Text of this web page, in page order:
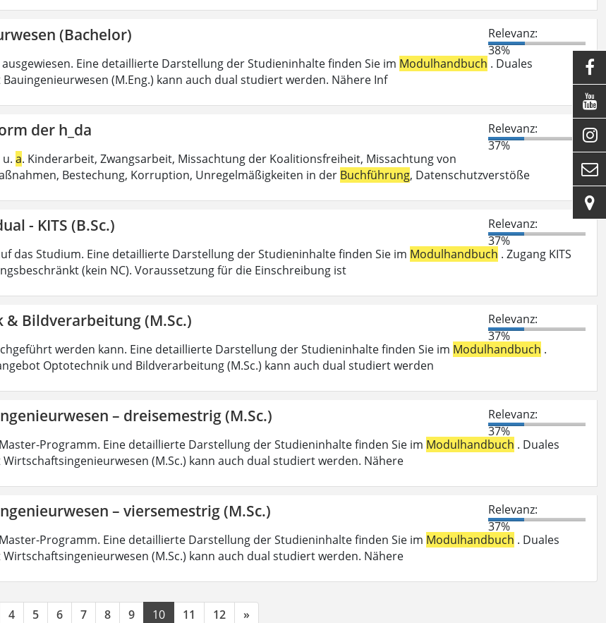
(Bachelor)
Relevanz:
38%
Eine detaillierte Darstellung der Studieninhalte finden Sie im Modulhandbuch . Duales
(M.Eng.) kann auch dual studiert werden. Nähere Inf
der h_da
Relevanz:
37%
a. Kinderarbeit, Zwangsarbeit, Missachtung der Koalitionsfreiheit, Missachtung von
Bestechung, Korruption, Unregelmäßigkeiten in der Buchführung, Datenschutzverstöße
- KITS (B.Sc.)
Relevanz:
37%
das Studium. Eine detaillierte Darstellung der Studieninhalte finden Sie im Modulhandbuch . Zugang KITS
(kein NC). Voraussetzung für die Einschreibung ist
Bildverarbeitung (M.Sc.)
Relevanz:
37%
werden kann. Eine detaillierte Darstellung der Studieninhalte finden Sie im Modulhandbuch .
Optotechnik und Bildverarbeitung (M.Sc.) kann auch dual studiert werden
– dreisemestrig (M.Sc.)
Relevanz:
37%
Programm. Eine detaillierte Darstellung der Studieninhalte finden Sie im Modulhandbuch . Duales
(M.Sc.) kann auch dual studiert werden. Nähere
– viersemestrig (M.Sc.)
Relevanz:
37%
Programm. Eine detaillierte Darstellung der Studieninhalte finden Sie im Modulhandbuch . Duales
(M.Sc.) kann auch dual studiert werden. Nähere
4 5 6 7 8 9 10 11 12 »




